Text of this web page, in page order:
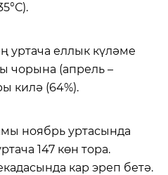
еллык күләме
чорына (апрель –
килә (64%).
ноябрь уртасында
147 көн тора.
кар эреп бетә.